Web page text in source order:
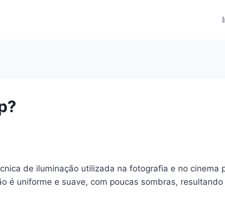
de iluminação utilizada na fotografia e no cinema
é uniforme e suave, com poucas sombras,